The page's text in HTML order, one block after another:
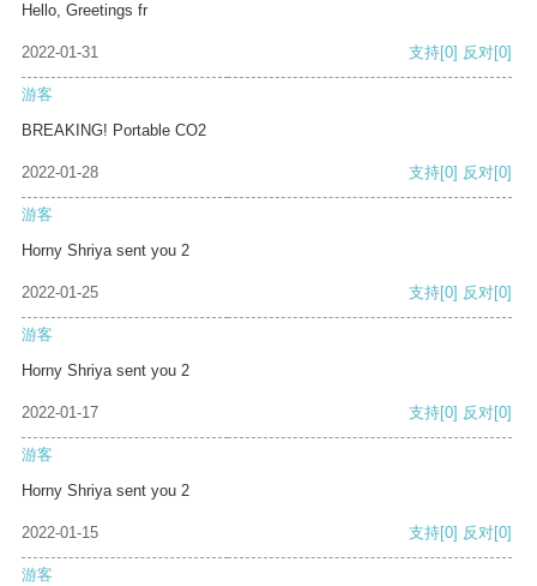
Hello, Greetings fr
2022-01-31 支持[0] 反对[0]
游客
BREAKING! Portable CO2
2022-01-28 支持[0] 反对[0]
游客
Horny Shriya sent you 2
2022-01-25 支持[0] 反对[0]
游客
Horny Shriya sent you 2
2022-01-17 支持[0] 反对[0]
游客
Horny Shriya sent you 2
2022-01-15 支持[0] 反对[0]
游客